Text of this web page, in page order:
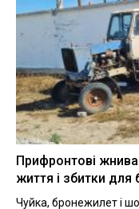
Прифронтові
життя і збитки для
Чуйка, бронежилет і